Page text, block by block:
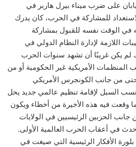
على ضرب ميناء بيرل هاربر في
من عام 1940- للاستعداد للمشاركة في الحرب، كان يدرك
في الوقت نفسه للقبول بمشاركة
اللازمة لإدارة النظام الدولي في
لم يكن غريبًا أن تشهد سنوات الحرب
المنظمات الأمريكية غير الحكومية أو من
حتى من جانب الكونجرس الأمريكي
السبل لإقامة تنظيم عالمي جديد يحل
وقعت فيه هذه الأخيرة من أخطاء ويكون
الحزبين الرئيسيين في الولايات
حدث في أعقاب الحرب العالمية الأولى.
الأفكار الرئيسية التي صيغت في